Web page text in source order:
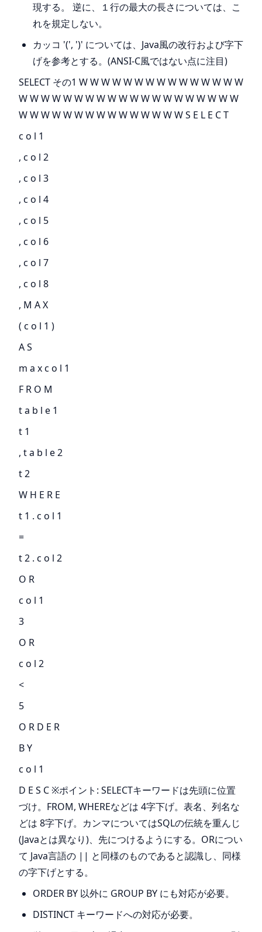
現する。 逆に、１行の最大の長さについては、こ
れを規定しない。
カッコ '(', ')' については、Java風の改行および字下
げを参考とする。(ANSI-C風ではない点に注目)
SELECT その1 W W W W W W W W W W W W W W W
W W W W W W W W W W W W W W W W W W W W
W W W W W W W W W W W W W W W S E L E C T
c o l 1
, c o l 2
, c o l 3
, c o l 4
, c o l 5
, c o l 6
, c o l 7
, c o l 8
, M A X
( c o l 1 )
A S
m a x c o l 1
F R O M
t a b l e 1
t 1
, t a b l e 2
t 2
W H E R E
t 1 . c o l 1
=
t 2 . c o l 2
O R
c o l 1
3
O R
c o l 2
<
5
O R D E R
B Y
c o l 1
D E S C ※ポイント: SELECTキーワードは先頭に位置
づけ。FROM, WHEREなどは 4字下げ。表名、列名な
どは 8字下げ。カンマについてはSQLの伝統を重んじ
(Javaとは異なり)、先につけるようにする。ORについ
て Java言語の || と同様のものであると認識し、同様
の字下げとする。
ORDER BY 以外に GROUP BY にも対応が必要。
DISTINCT キーワードへの対応が必要。